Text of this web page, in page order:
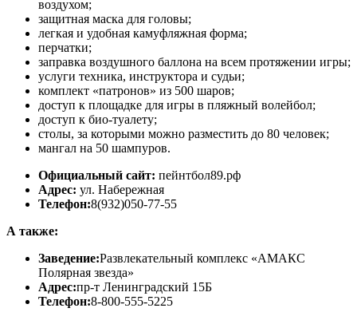
воздухом;
защитная маска для головы;
легкая и удобная камуфляжная форма;
перчатки;
заправка воздушного баллона на всем протяжении игры;
услуги техника, инструктора и судьи;
комплект «патронов» из 500 шаров;
доступ к площадке для игры в пляжный волейбол;
доступ к био-туалету;
столы, за которыми можно разместить до 80 человек;
мангал на 50 шампуров.
Официальный сайт: пейнтбол89.рф
Адрес: ул. Набережная
Телефон:8(932)050-77-55
А также:
Заведение:Развлекательный комплекс «АМАКС
Полярная звезда»
Адрес:пр-т Ленинградский 15Б
Телефон:8-800-555-5225